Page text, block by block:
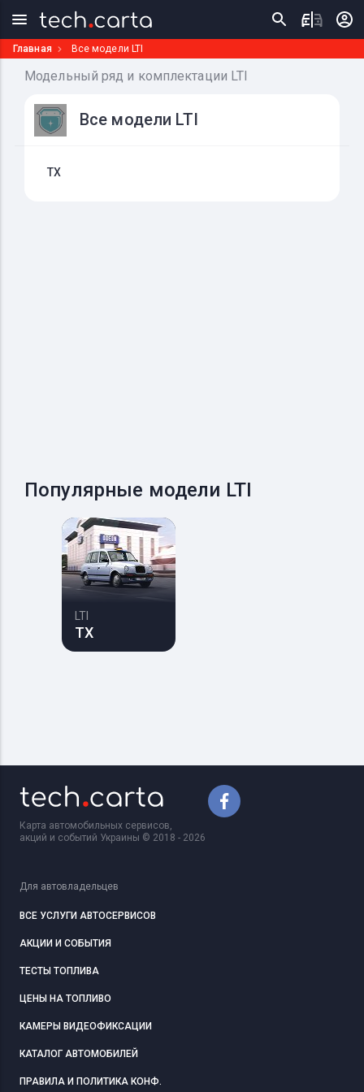
Главная Все модели LTI
Модельный ряд и комплектации LTI
Все модели LTI
TX
Популярные модели LTI
LTI
TX
Карта автомобильных сервисов,
акций и событий Украины © 2018 - 2026
Для автовладельцев
ВСЕ УСЛУГИ АВТОСЕРВИСОВ
АКЦИИ И СОБЫТИЯ
ТЕСТЫ ТОПЛИВА
ЦЕНЫ НА ТОПЛИВО
КАМЕРЫ ВИДЕОФИКСАЦИИ
КАТАЛОГ АВТОМОБИЛЕЙ
ПРАВИЛА И ПОЛИТИКА КОНФ.